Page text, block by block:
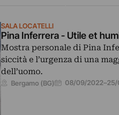
SALA LOCATELLI
Pina Inferrera - Utile et
Mostra personale di Pina
siccità e l’urgenza di una
dell’uomo.
Bergamo (BG) 08/09/2022–25/